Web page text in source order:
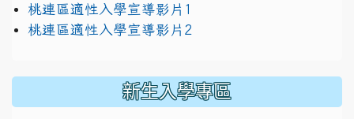
link to https://docs.google.com/presentation/d/
桃連區適性入學宣導影片1
link to https://docs.google.com/presentation/d/
桃連區適性入學宣導影片2
新生入學專區